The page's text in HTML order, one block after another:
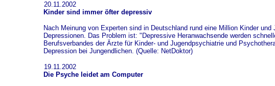
20.11.2002
Kinder sind immer öfter depressiv
Nach Meinung von Experten sind in Deutschland rund eine Million Kinder
Depressionen. Das Problem ist: "Depressive Heranwachsende werden
Berufsverbandes der Ärzte für Kinder- und Jugendpsychiatrie und
Depression bei Jungendlichen. (Quelle: NetDoktor)
19.11.2002
Die Psyche leidet am Computer